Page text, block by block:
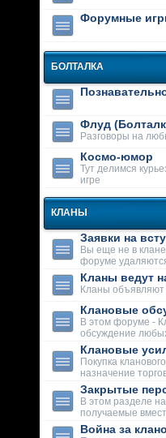
Форумные
БОЛТАЛКА
Флуд
Разговоры на
Космо-юмор
Тут делимся
игре
КЛАНЫ
Заявки на
Вы еще не в
форуме
Кланы ведут
Кланы объявляют
Клановые
В этом форуме -
обсуждение
Клановые
Покупка
назначение
Закрытые
В этом разделе
получаемые
Война за